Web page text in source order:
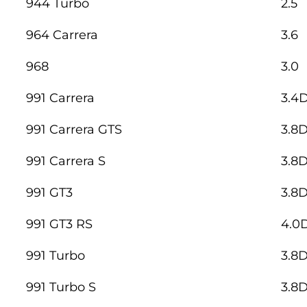
944 Turbo 2.5
964 Carrera 3.6
968 3.0
991 Carrera
991 Carrera GTS
991 Carrera S
991 GT3
991 GT3 RS
991 Turbo
991 Turbo S